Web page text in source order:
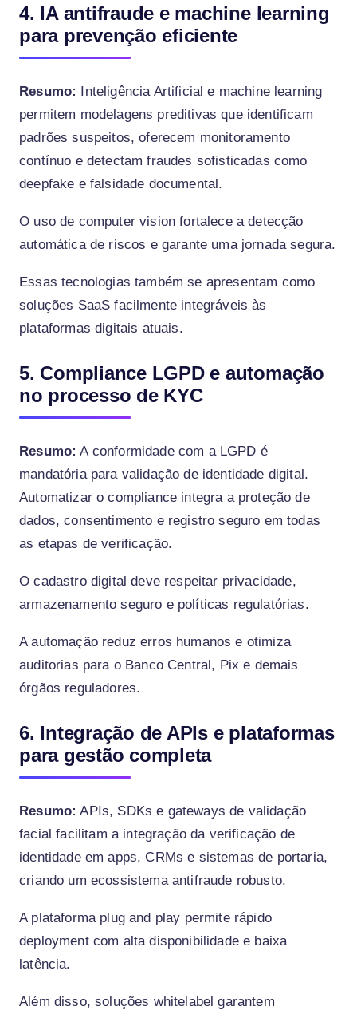
4. IA antifraude e machine learning
para prevenção eficiente
Resumo: Inteligência Artificial e machine learning
permitem modelagens preditivas que identificam
padrões suspeitos, oferecem monitoramento
contínuo e detectam fraudes sofisticadas como
deepfake e falsidade documental.
O uso de computer vision fortalece a detecção
automática de riscos e garante uma jornada segura.
Essas tecnologias também se apresentam como
soluções SaaS facilmente integráveis às
plataformas digitais atuais.
5. Compliance LGPD e automação
no processo de KYC
Resumo: A conformidade com a LGPD é
mandatória para validação de identidade digital.
Automatizar o compliance integra a proteção de
dados, consentimento e registro seguro em todas
as etapas de verificação.
O cadastro digital deve respeitar privacidade,
armazenamento seguro e políticas regulatórias.
A automação reduz erros humanos e otimiza
auditorias para o Banco Central, Pix e demais
órgãos reguladores.
6. Integração de APIs e plataformas
para gestão completa
Resumo: APIs, SDKs e gateways de validação
facial facilitam a integração da verificação de
identidade em apps, CRMs e sistemas de portaria,
criando um ecossistema antifraude robusto.
A plataforma plug and play permite rápido
deployment com alta disponibilidade e baixa
latência.
Além disso, soluções whitelabel garantem